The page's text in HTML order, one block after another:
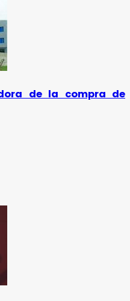
de la compra de